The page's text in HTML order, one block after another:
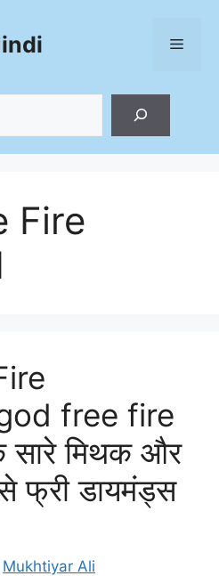
Menu
Fire
free fire
मिथक और
फ्री डायमंड्स
Mukhtiyar Ali